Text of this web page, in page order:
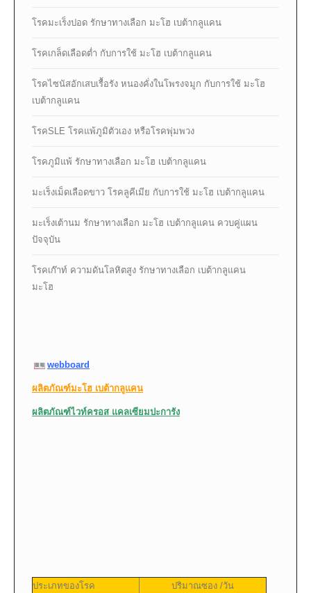
โรคมะเร็งปอด รักษาทางเลือก มะโฮ เบต้ากลูแคน
โรคเกล็ดเลือดต่ำ กับการใช้ มะโฮ เบต้ากลูแคน
โรคไซนัสอักเสบเรื้อรัง หนองคั่งในโพรงจมูก กับการใช้ มะโฮ
เบต้ากลูแคน
โรคSLE โรคแพ้ภูมิตัวเอง หรือโรคพุ่มพวง
โรคภูมิแพ้ รักษาทางเลือก มะโฮ เบต้ากลูแคน
มะเร็งเม็ดเลือดขาว โรคลูคีเมีย กับการใช้ มะโฮ เบต้ากลูแคน
มะเร็งเต้านม รักษาทางเลือก มะโฮ เบต้ากลูแคน ควบคู่แผน
ปัจจุบัน
โรคเก๊าท์ ความดันโลหิตสูง รักษาทางเลือก เบต้ากลูแคน
มะโฮ
webboard
ผลิตภัณฑ์มะโฮ เบต้ากลูแคน
ผลิตภัณฑ์ไวท์ครอส แคลเซียมปะการัง
ประเภทของโรค
ปริมาณซอง /วัน